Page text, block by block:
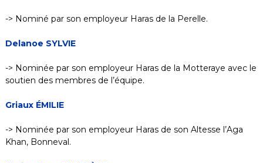
-> Nominé par son employeur Haras de la Perelle.
Delanoe SYLVIE
-> Nominée par son employeur Haras de la Motteraye avec le
soutien des membres de l’équipe.
Griaux ÉMILIE
-> Nominée par son employeur Haras de son Altesse l’Aga
Khan, Bonneval.